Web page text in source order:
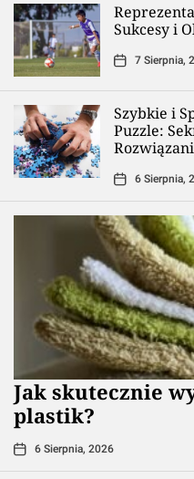
Sukcesy i
7 Sierpnia,
Szybkie i
Puzzle:
6 Sierpnia,
Jak skutecznie
plastik?
6 Sierpnia, 2026